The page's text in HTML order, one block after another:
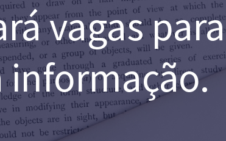
vagas para
informação.